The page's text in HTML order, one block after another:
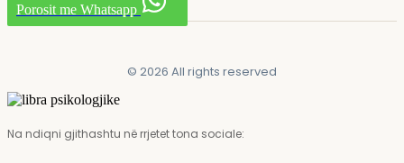
Porosit me Whatsapp
© 2026 All rights reserved
Na ndiqni gjithashtu në rrjetet tona sociale: